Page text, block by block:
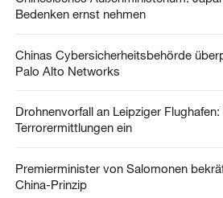
Bedenken ernst nehmen
Chinas Cybersicherheitsbehörde
Palo Alto Networks
Drohnenvorfall an Leipziger
Terrorermittlungen ein
Premierminister von Salomonen
China-Prinzip